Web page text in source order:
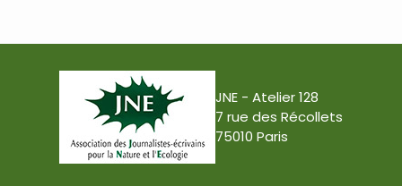
JNE - Atelier 128
7 rue des Récollets
75010 Paris